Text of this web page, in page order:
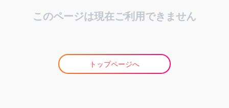
このページは現在ご利用できません